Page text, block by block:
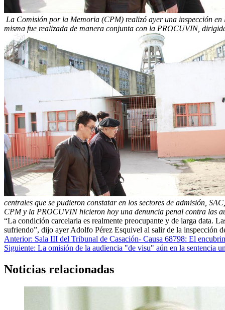
La Comisión por la Memoria (CPM) realizó ayer una inspección
misma fue realizada de manera conjunta con la PROCUVIN,
centrales que se pudieron constatar en los sectores de admisión,
CPM y la PROCUVIN hicieron hoy una denuncia penal contra las
“La condición carcelaria es realmente preocupante y de larga data.
sufriendo”, dijo ayer Adolfo Pérez Esquivel al salir de la inspección
Navegación
de
entradas
Anterior: Sala III del Tribunal de Casación- Causa 68798: El
Siguiente: La omisión de la audiencia "de visu" aún en la sentencia
Noticias relacionadas